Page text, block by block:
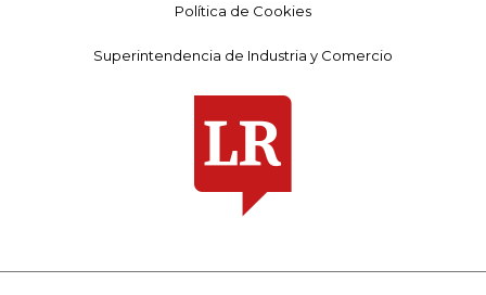
Política de Cookies
Superintendencia de Industria y Comercio